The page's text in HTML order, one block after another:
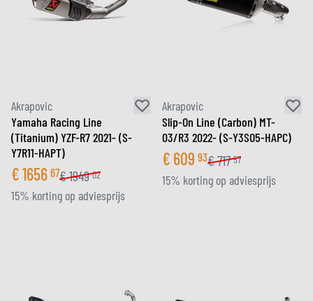
Akrapovic
Yamaha Racing Line
(Titanium) YZF-R7 2021- (S-
Y7R11-HAPT)
€1656 67€1949 02
15% korting op adviesprijs
Akrapovic
Slip-On Line (Carbon) MT-
03/R3 2022- (S-Y3SO5-HAPC)
€ 609 93€717 57
15% korting op adviesprijs